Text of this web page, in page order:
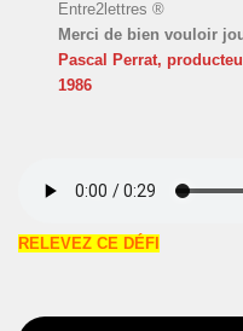
Entre2lettres ®
Merci de bien vouloir
Pascal Perrat,
1986
RELEVEZ CE DÉFI